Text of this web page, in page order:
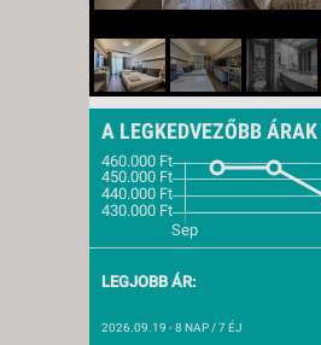
A LEGKEDVEZŐBB
LEGJOBB ÁR:
2026.09.19 - 8 NAP / 7 ÉJ